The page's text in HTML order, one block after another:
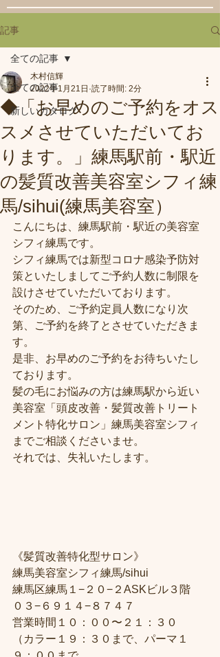
記事
全ての記事
新しいカタログ
全ての記事
◆「お早めのご予約をオス
スメさせていただいてお
ります。」練馬駅前・駅近
の髪質改善美容室シフィ練
馬/sihui(練馬美容室）
木村信輝
2022年1月21日 読了時間: 2分
こんにちは、練馬駅前・駅近の美容室
シフィ練馬です。
シフィ練馬では新型コロナ感染予防対
策といたしましてご予約人数に制限を
設けさせていただいております。
そのため、ご予約定員人数になり次
第、ご予約を終了とさせていただきま
す。
是非、お早めのご予約をお待ちいたし
ております。
髪の毛にお悩みの方は練馬駅から近い
美容室「頭皮改善・髪質改善トリート
メント特化サロン」練馬美容室シフィ
までご相談くださいませ。
それでは、失礼いたします。
《髪質改善特化型サロン》
練馬美容室シフィ練馬/sihui
練馬区練馬１−２０−２ASKビル３階
０３−６９１４−８７４７
営業時間１０：００〜２１：３０
（カラー１９：３０まで、パーマ１